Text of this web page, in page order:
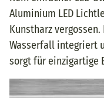
Aluminium LED
Kunstharz
Wasserfall integriert
sorgt für einzigartige